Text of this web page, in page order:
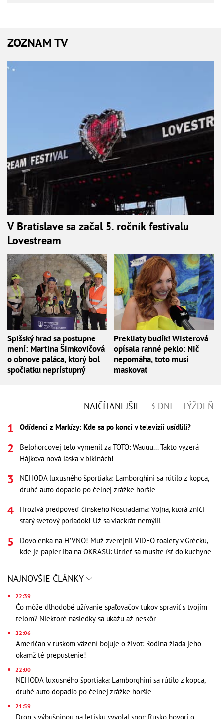
ZOZNAM TV
V Bratislave sa začal 5. ročník festivalu
Lovestream
Spišský hrad sa postupne
mení: Martina Šimkovičová
o obnove paláca, ktorý bol
spočiatku neprístupný
Prekliaty budík! Wisterová
opísala ranné peklo: Nič
nepomáha, toto musí
maskovať
NAJČÍTANEJŠIE 3 DNI TÝŽDEŇ
Odídenci z Markízy: Kde sa po konci v televízii usídlili?
Belohorcovej telo vymenil za TOTO: Wauuu... Takto vyzerá
Hájkova nová láska v bikinách!
NEHODA luxusného športiaka: Lamborghini sa rútilo z kopca,
druhé auto dopadlo po čelnej zrážke horšie
Hrozivá predpoveď čínskeho Nostradama: Vojna, ktorá zničí
starý svetový poriadok! Už sa viackrát nemýlil
Dovolenka na H*VNO! Muž zverejnil VIDEO toalety v Grécku,
kde je papier iba na OKRASU: Utrieť sa musíte ísť do kuchyne
NAJNOVŠIE ČLÁNKY
22:39
Čo môže dlhodobé užívanie spaľovačov tukov spraviť s tvojím
telom? Niektoré následky sa ukážu až neskôr
22:06
Američan v ruskom väzení bojuje o život: Rodina žiada jeho
okamžité prepustenie!
22:00
NEHODA luxusného športiaka: Lamborghini sa rútilo z kopca,
druhé auto dopadlo po čelnej zrážke horšie
21:59
Dron s výbušninou na letisku vyvolal spor: Rusko hovorí o